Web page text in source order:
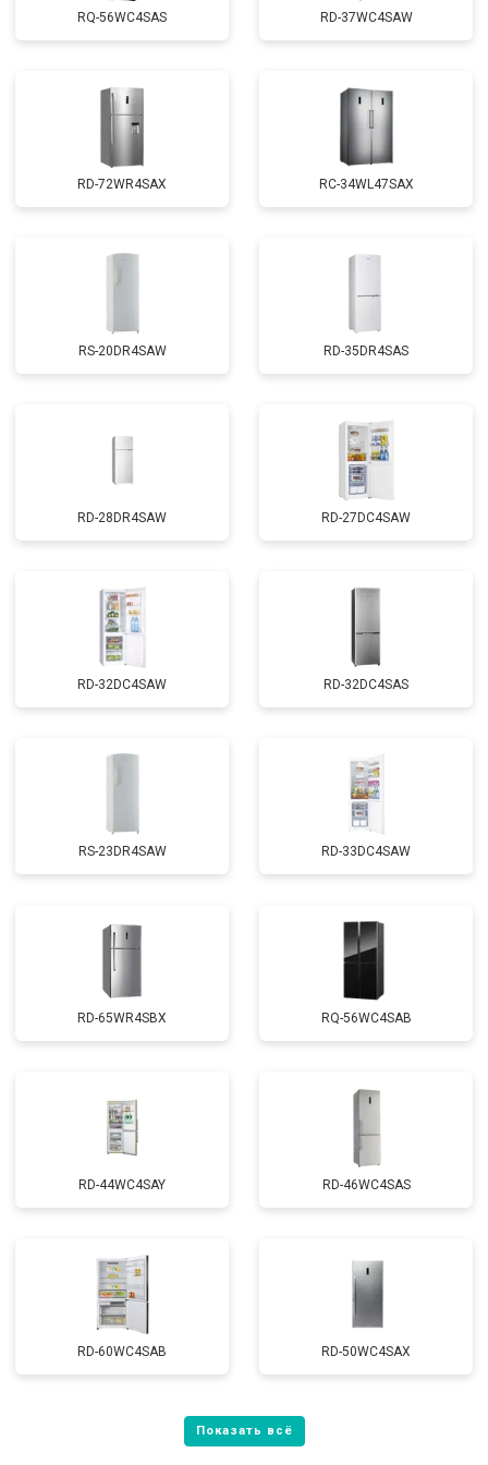
RQ-56WC4SAS RD-37WC4SAW
RD-72WR4SAX RС-34WL47SAX
RS-20DR4SAW RD-35DR4SAS
RD-28DR4SAW RD-27DC4SAW
RD-32DC4SAW RD-32DC4SAS
RS-23DR4SAW RD-33DC4SAW
RD-65WR4SBX RQ-56WC4SAB
RD-44WC4SAY RD-46WC4SAS
RD-60WC4SAB RD-50WC4SAX